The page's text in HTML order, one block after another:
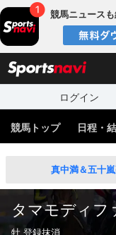
競馬ニュース
ログイン
競馬トップ 日程・
真中満＆五十
タマモディフ
牡 登録抹消